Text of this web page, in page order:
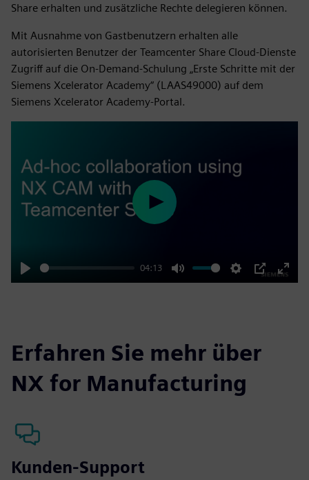
Share erhalten und zusätzliche Rechte delegieren können.
Mit Ausnahme von Gastbenutzern erhalten alle
autorisierten Benutzer der Teamcenter Share Cloud-Dienste
Zugriff auf die On-Demand-Schulung „Erste Schritte mit der
Siemens Xcelerator Academy“ (LAAS49000) auf dem
Siemens Xcelerator Academy-Portal.
Play
04:13
Mute Settings
PIP
Enter
Play
Erfahren Sie mehr über
NX for Manufacturing
Kunden-Support